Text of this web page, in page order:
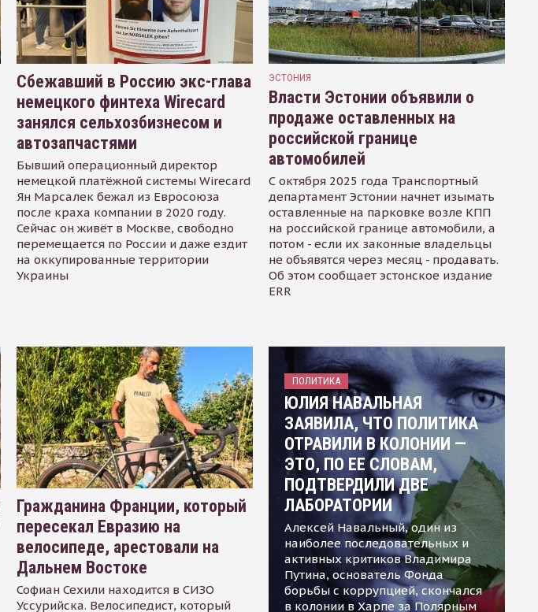
Сбежавший в Россию экс-глава
немецкого финтеха Wirecard
занялся сельхозбизнесом и
автозапчастями
Бывший операционный директор
немецкой платёжной системы Wirecard
Ян Марсалек бежал из Евросоюза
после краха компании в 2020 году.
Сейчас он живёт в Москве, свободно
перемещается по России и даже ездит
на оккупированные территории
Украины
ЭСТОНИЯ
Власти Эстонии объявили о
продаже оставленных на
российской границе
автомобилей
С октября 2025 года Транспортный
департамент Эстонии начнет изымать
оставленные на парковке возле КПП
на российской границе автомобили, а
потом - если их законные владельцы
не объявятся через месяц - продавать.
Об этом сообщает эстонское издание
ERR
Гражданина Франции, который
пересекал Евразию на
велосипеде, арестовали на
Дальнем Востоке
Софиан Сехили находится в СИЗО
Уссурийска. Велосипедист, который
ПОЛИТИКА
ЮЛИЯ НАВАЛЬНАЯ
ЗАЯВИЛА, ЧТО ПОЛИТИКА
ОТРАВИЛИ В КОЛОНИИ —
ЭТО, ПО ЕЕ СЛОВАМ,
ПОДТВЕРДИЛИ ДВЕ
ЛАБОРАТОРИИ
Алексей Навальный, один из
наиболее последовательных и
активных критиков Владимира
Путина, основатель Фонда
борьбы с коррупцией, скончался
в колонии в Харпе за Полярным